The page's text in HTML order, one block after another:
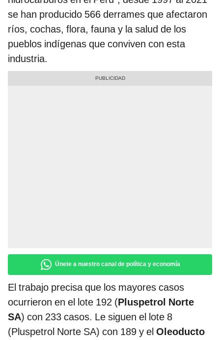
se han producido 566 derrames que afectaron
ríos, cochas, flora, fauna y la salud de los
pueblos indígenas que conviven con esta
industria.
Únete a nuestro canal de política y economía
El trabajo precisa que los mayores casos
ocurrieron en el lote 192 (Pluspetrol Norte
SA) con 233 casos. Le siguen el lote 8
(Pluspetrol Norte SA) con 189 y el Oleoducto